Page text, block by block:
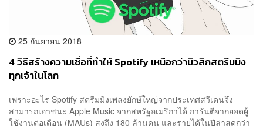
25 กันยายน 2018
4 วิธีสร้างความเชื่อที่ทำให้ Spotify เหนือกว่ามิวสิกสตรีมมิง
ทุกเจ้าในโลก
เพราะอะไร Spotify สตรีมมิงเพลงยักษ์ใหญ่จากประเทศสวีเดนจึง
สามารถเอาชนะ Apple Music จากสหรัฐอเมริกาได้ การันตีจากยอดผู้
ใช้งานต่อเดือน (MAUs) สูงถึง 180 ล้านคน และรายได้ในปีล่าสุดกว่า